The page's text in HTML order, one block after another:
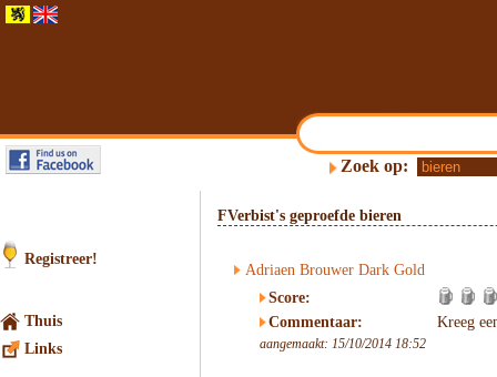
Zoek op:
Registreer!
Thuis
Links
FVerbist's geproefde bieren
Adriaen Brouwer Dark Gold
Score:
Commentaar:
Kreeg
aangemaakt: 15/10/2014 18:52